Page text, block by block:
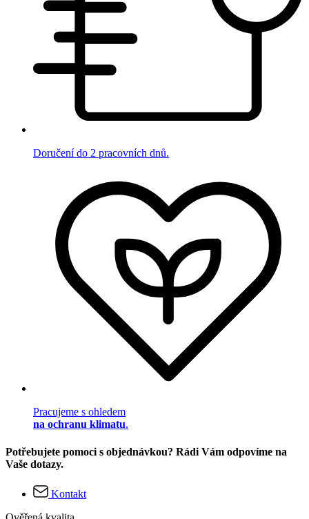
Doručení do 2 pracovních dnů.
Pracujeme s ohledem
na ochranu klimatu.
Potřebujete pomoci s objednávkou? Rádi Vám odpovíme na
Vaše dotazy.
Kontakt